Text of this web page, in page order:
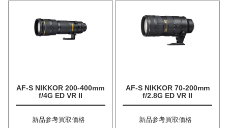
AF-S NIKKOR 200-400mm
f/4G ED VR II
新品参考買取価格
AF-S NIKKOR 70-200mm
f/2.8G ED VR II
新品参考買取価格